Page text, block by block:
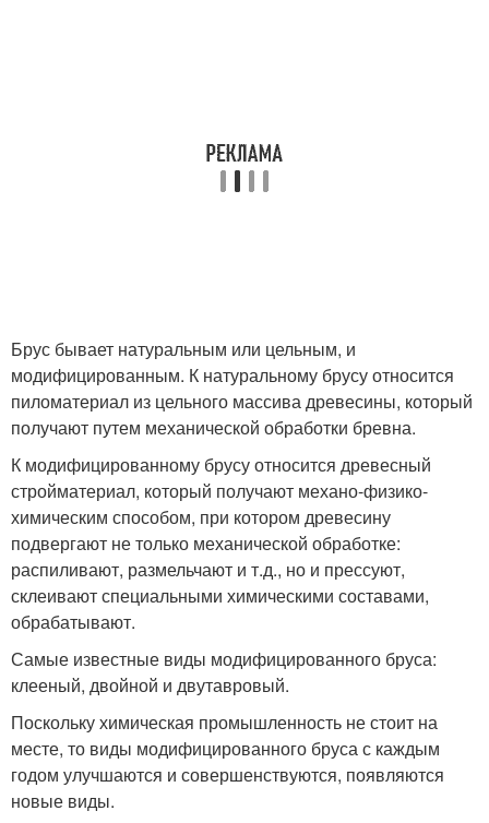
Брус бывает натуральным или цельным, и
модифицированным. К натуральному брусу относится
пиломатериал из цельного массива древесины, который
получают путем механической обработки бревна.
К модифицированному брусу относится древесный
стройматериал, который получают механо-физико-
химическим способом, при котором древесину
подвергают не только механической обработке:
распиливают, размельчают и т.д., но и прессуют,
склеивают специальными химическими составами,
обрабатывают.
Самые известные виды модифицированного бруса:
клееный, двойной и двутавровый.
Поскольку химическая промышленность не стоит на
месте, то виды модифицированного бруса с каждым
годом улучшаются и совершенствуются, появляются
новые виды.